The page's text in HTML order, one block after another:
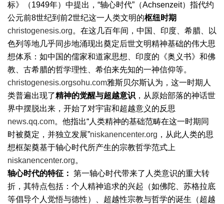
标》（1949年）中提出，“轴心时代”（Achsenzeit）指代约
公元前8世纪到前2世纪这一人类文明的枢纽时期
christogenesis.org。在这几百年间，中国、印度、希腊、以
色列等地几乎同步地涌现出奠定后世文明精神基础的伟大思
想体系：如中国的儒家和道家思想、印度的《奥义书》和佛
教、古希腊的哲学理性、希伯来先知的一神信仰等。
christogenesis.orgsohu.com雅斯贝尔斯认为，这一时期人
类普遍出现了精神的觉醒与超越意识 ，从原始部落的神话世
界中摆脱出来，开始了对宇宙和超越意义的反思
news.qq.com。他指出“人类精神的基础范畴在这一时期同
时被奠定，并独立发展”niskanencenter.org ，从此人类的思
想框架奠基于轴心时代所产生的宗教哲学范式上
niskanencenter.org。
轴心时代的特征： 第一轴心时代带来了人类意识的重大转
折，其特点包括：个人精神追求的兴起（如佛陀、苏格拉底
等倡导个人觉悟与德性）、超越性宗教与哲学的诞生（超越